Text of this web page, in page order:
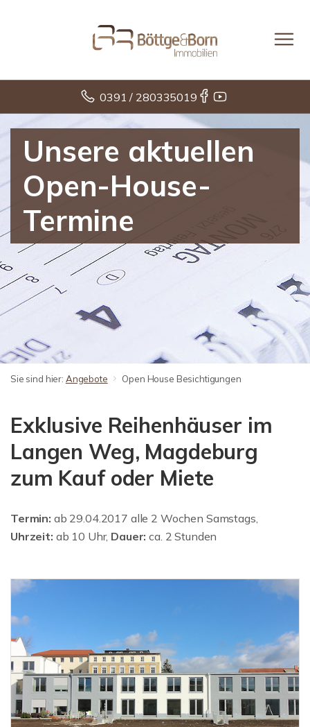
0391 / 280335019
Unsere aktuellen
Open-House-
Termine
Sie sind hier: Angebote Open House Besichtigungen
Exklusive Reihenhäuser im
Langen Weg, Magdeburg
zum Kauf oder Miete
Termin: ab 29.04.2017 alle 2 Wochen Samstags,
Uhrzeit: ab 10 Uhr, Dauer: ca. 2 Stunden